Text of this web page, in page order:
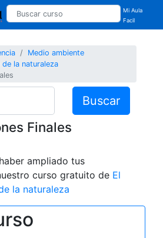
Mi Aula
Facil
Medio ambiente
de la naturaleza
Buscar
Finales
ampliado tus
curso gratuito de El
la naturaleza